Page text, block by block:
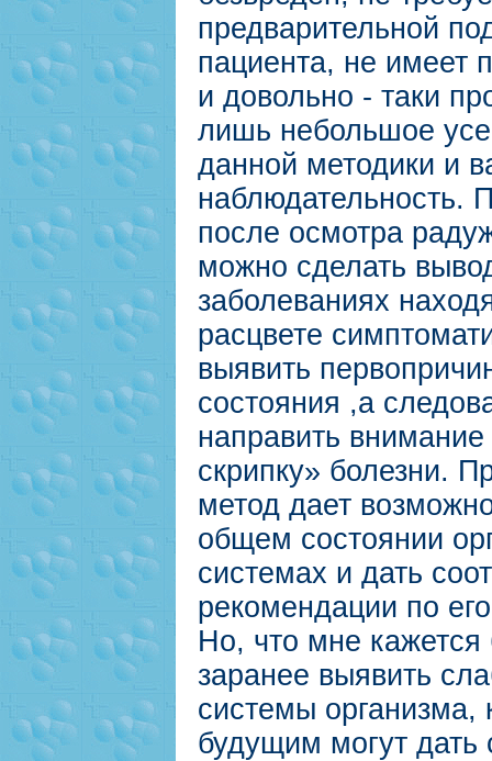
предварительной
пациента, не имеет
и довольно - таки
лишь небольшое
данной методики и
наблюдательность.
после осмотра
можно сделать
заболеваниях
расцвете
выявить
состояния ,а
направить
скрипку» болезни.
метод дает
общем состоянии
системах и дать
рекомендации по
Но, что мне
заранее выявить
системы организма,
будущим могут дать